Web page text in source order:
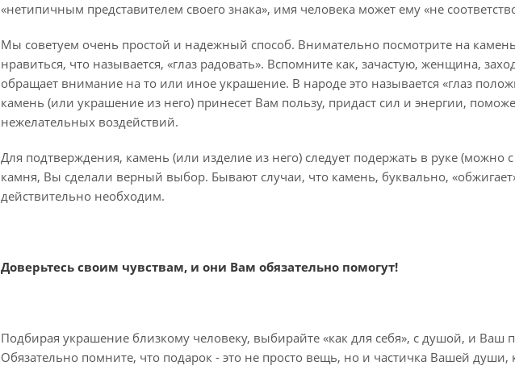
«нетипичным представителем своего знака», имя человека может ему «не
Мы советуем очень простой и надежный способ. Внимательно посмотрите на
нравиться, что называется, «глаз радовать». Вспомните как, зачастую, женщина,
обращает внимание на то или иное украшение. В народе это называется «глаз
камень (или украшение из него) принесет Вам пользу, придаст сил и энергии,
нежелательных воздействий.
Для подтверждения, камень (или изделие из него) следует подержать в руке (можно
камня, Вы сделали верный выбор. Бывают случаи, что камень, буквально,
действительно необходим.
Доверьтесь своим чувствам, и они Вам обязательно помогут!
Подбирая украшение близкому человеку, выбирайте «как для себя», с душой, и Ваш
Обязательно помните, что подарок - это не просто вещь, но и частичка Вашей